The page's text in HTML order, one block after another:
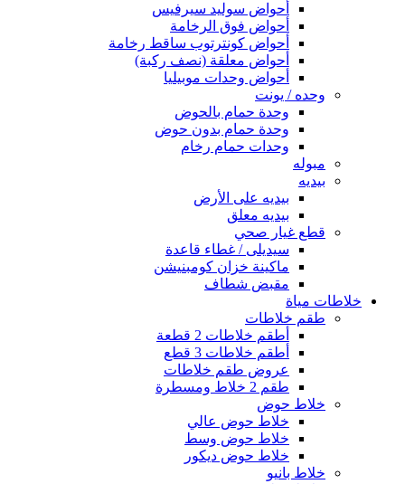
أحواض سوليد سيرفيس
أحواض فوق الرخامة
أحواض كونترتوب ساقط رخامة
أحواض معلقة (نصف ركبة)
أحواض وحدات موبيليا
وحده / يونت
وحدة حمام بالحوض
وحدة حمام بدون حوض
وحدات حمام رخام
مبوله
بيديه
بيديه على الأرض
بيديه معلق
قطع غيار صحي
سيديلى / غطاء قاعدة
ماكينة خزان كومبنيشن
مقبض شطاف
خلاطات مياة
طقم خلاطات
أطقم خلاطات 2 قطعة
أطقم خلاطات 3 قطع
عروض طقم خلاطات
طقم 2 خلاط ومسطرة
خلاط حوض
خلاط حوض عالي
خلاط حوض وسط
خلاط حوض ديكور
خلاط بانيو